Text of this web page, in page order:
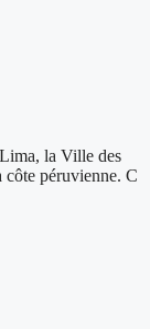
la Ville des
côte péruvienne. C